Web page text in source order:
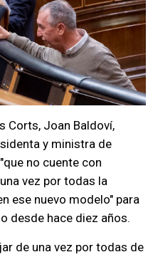
Corts, Joan Baldoví,
y ministra de
no cuente con
vez por todas la
ese nuevo modelo" para
desde hace diez años.
de una vez por todas de